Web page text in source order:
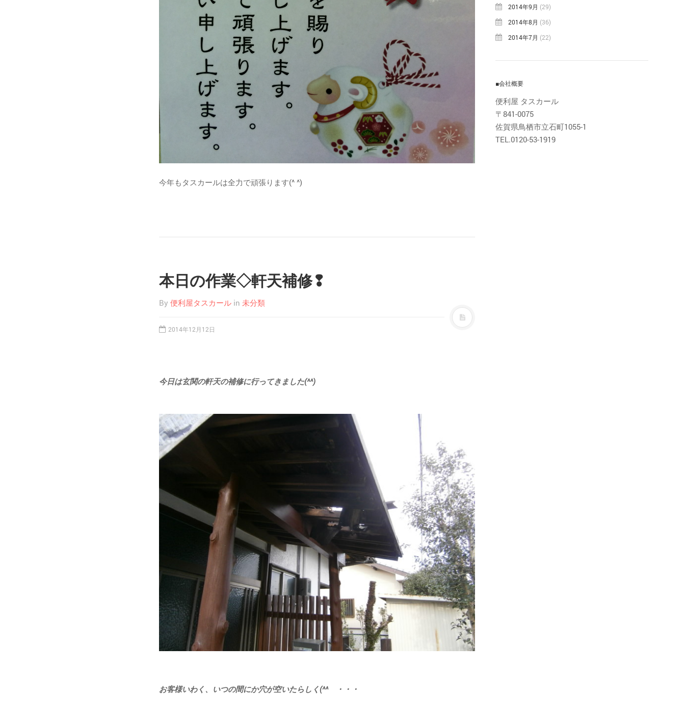
今年もタスカールは全力で頑張ります(^ ^)
本日の作業◇軒天補修❢
By 便利屋タスカール in 未分類
2014年12月12日
今日は玄関の軒天の補修に行ってきました(^^)
お客様いわく、いつの間にか穴が空いたらしく(^^ゞ・・・
2014年9月 (29)
2014年8月 (36)
2014年7月 (22)
■会社概要
便利屋 タスカール
〒841-0075
佐賀県鳥栖市立石町1055-1
TEL.0120-53-1919